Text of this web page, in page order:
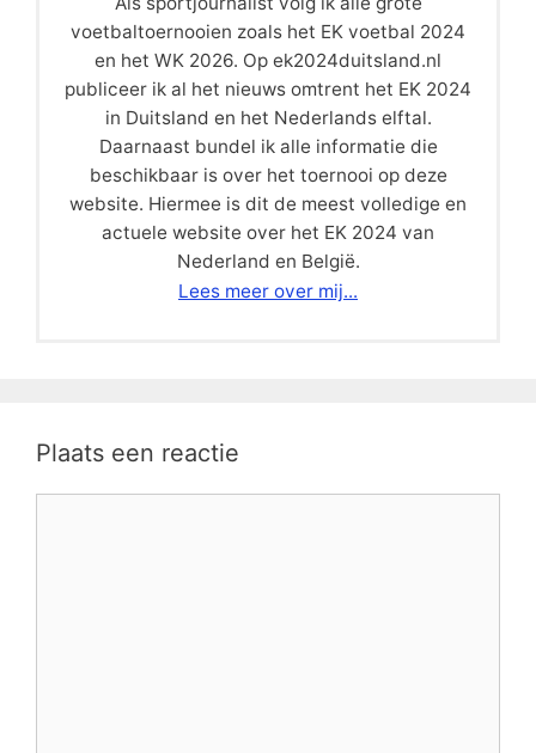
voetbaltoernooien zoals het EK voetbal 2024
en het WK 2026. Op ek2024duitsland.nl
publiceer ik al het nieuws omtrent het EK 2024
in Duitsland en het Nederlands elftal.
Daarnaast bundel ik alle informatie die
beschikbaar is over het toernooi op deze
website. Hiermee is dit de meest volledige en
actuele website over het EK 2024 van
Nederland en België.
Lees meer over mij...
Plaats een reactie